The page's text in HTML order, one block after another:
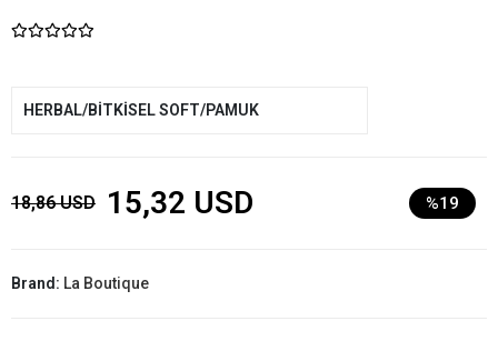
HERBAL/BİTKİSEL SOFT/PAMUK
18,86 USD 15,32 USD %19
Brand: La Boutique